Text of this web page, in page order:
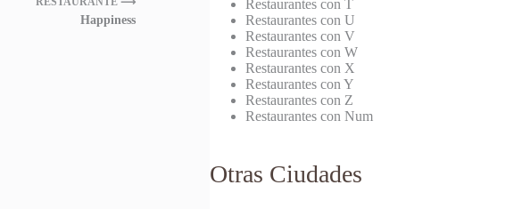
Happiness
Restaurantes con T
Restaurantes con U
Restaurantes con V
Restaurantes con W
Restaurantes con X
Restaurantes con Y
Restaurantes con Z
Restaurantes con Num
Otras Ciudades